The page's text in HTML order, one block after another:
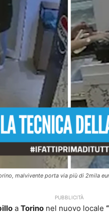
malvivente porta via più di 2mila
PUBBLICITÀ
a Torino nel nuovo locale